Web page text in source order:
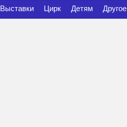
Выставки Цирк Детям Другое